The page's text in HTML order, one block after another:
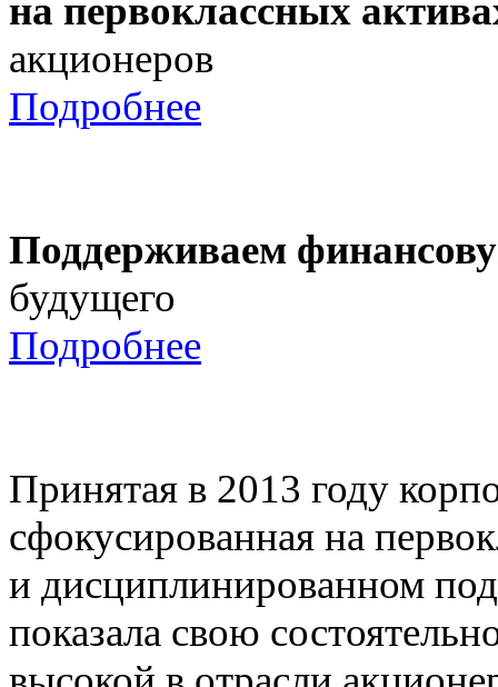
на первоклассных
акционеров
Подробнее
Поддерживаем
будущего
Подробнее
Принятая в 2013 году
сфокусированная на
и дисциплинированном
показала свою